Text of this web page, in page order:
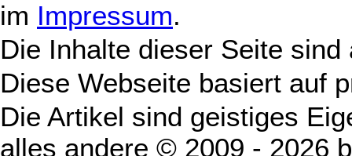
im Impressum.
Die Inhalte dieser Seite
Diese Webseite basiert auf
Die Artikel sind geistiges
alles andere © 2009 - 2026